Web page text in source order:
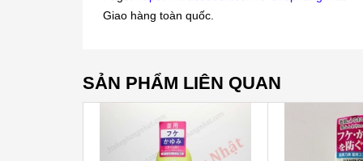
Giao hàng toàn quốc.
SẢN PHẨM LIÊN QUAN